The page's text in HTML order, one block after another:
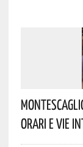
Orari E Vie